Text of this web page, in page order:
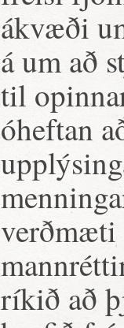
ákvæði
á um að
til
óheftan
verðmæti
ríkið að